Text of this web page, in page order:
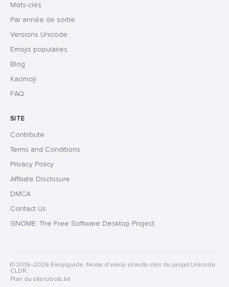
Mots-clés
Par année de sortie
Versions Unicode
Emojis populaires
Blog
Kaomoji
FAQ
SITE
Contribute
Terms and Conditions
Privacy Policy
Affiliate Disclosure
DMCA
Contact Us
GNOME: The Free Software Desktop Project
© 2019–2026 Emojiguide. Noms d'emoji et mots-clés du projet Unicode
CLDR.
Plan du siterobots.txt